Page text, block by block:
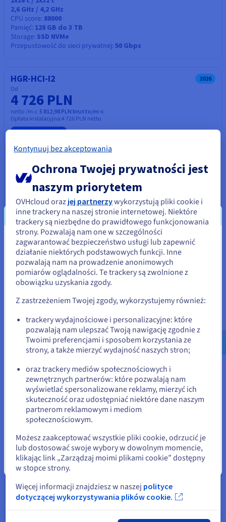
2,6 GHz / 4,2 GHz
CPU score 88000
Pamięć 128 GB do 3 TB
Storage SSD NVMe
Przepustowość do sieci prywatnej 50 Gbps
HGR-HCI-I2 2026
Od
4 726 PLN
netto /m-c 5 812,98 PLN brutto/m-c
Opłata instalacyjna:4 726 PLN netto
CPU Dual Intel Xeon 6527P
2x48
3 GHz / 4,2 GHz
CPU score
256 GB do 3 TB
Storage SSD NVMe
Przepustowość do sieci prywatnej 50 Gbps
HGR-HCI-A1
Od
5 342 PLN
netto /m-c 6 570,66 PLN brutto/m-c
Opłata instalacyjna:5 342 PLNnetto
Skonfiguruj
CPU
Dual AMD EPYC 9255
c /2x48t
3,2 GHz / 4,3 GHz
CPU score 72000
Pamięć 256 GB do 3 TB
Przepustowość do sieci prywatnej 50 Gbps
HGR-STOR-1 2024
5 964 PLN
netto /m-c 7 335,72 PLN brutto/m-c
Opłata instalacyjna: 5 964 PLNnetto
Skonfiguruj
36c /72t
2,2 GHz / 3 GHz
Wydaje się, że znajdujesz się w
Stany Zjednoczone
Jeśli chcesz złożyć zamówienie w Stany Zjednoczone, wyszukaj
odpowiednią stronę i załóż konto.
us.ovhcloud.com/bare-metal Angielski
USD
- $
Pozostań na bieżącej stronie
Wybierz inną stronę
Zamknij
Kontynuuj bez akceptowania
Ochrona Twojej prywatności jest
naszym priorytetem
OVHcloud oraz jej partnerzywykorzystują pliki cookie i
inne trackery na naszej stronie internetowej. Niektóre
trackery są niezbędne do prawidłowego funkcjonowania
strony. Pozwalają nam one w szczególności
zagwarantować bezpieczeństwo usługi lub zapewnić
działanie niektórych podstawowych funkcji. Inne
pozwalają nam na prowadzenie anonimowych
pomiarów oglądalności. Te trackery są zwolnione z
obowiązku uzyskania zgody.
Z zastrzeżeniem Twojej zgody, wykorzystujemy również:
trackery wydajnościowe i personalizacyjne: które
pozwalają nam ulepszać Twoją nawigację zgodnie z
Twoimi preferencjami i sposobem korzystania ze
strony, a także mierzyć wydajność naszych stron;
oraz trackery mediów społecznościowych i
zewnętrznych partnerów: które pozwalają nam
wyświetlać spersonalizowane reklamy, mierzyć ich
skuteczność oraz udostępniać niektóre dane naszym
partnerom reklamowym i mediom
społecznościowym.
Możesz zaakceptować wszystkie pliki cookie, odrzucić je
lub dostosować swoje wybory w dowolnym momencie,
klikając link „Zarządzaj moimi plikami cookie” dostępny
w stopce strony.
Więcej informacji znajdziesz w naszej polityce
dotyczącej wykorzystywania plików cookie.